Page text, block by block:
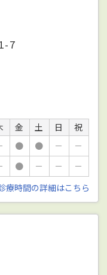
7
金 土 日
祝
● ● －
－
● － －
－
療時間の詳細はこちら